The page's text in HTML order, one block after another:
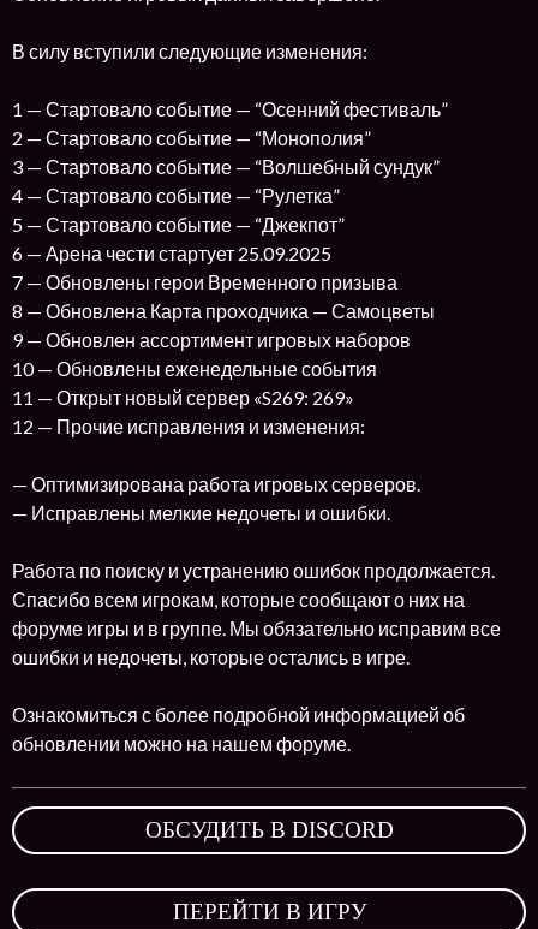
В силу вступили следующие изменения:
1 — Стартовало событие — “Осенний фестиваль”
2 — Стартовало событие — “Монополия”
3 — Стартовало событие — “Волшебный сундук”
4 — Стартовало событие — “Рулетка”
5 — Стартовало событие — “Джекпот”
6 — Арена чести стартует 25.09.2025
7 — Обновлены герои Временного призыва
8 — Обновлена Карта проходчика — Самоцветы
9 — Обновлен ассортимент игровых наборов
10 — Обновлены еженедельные события
11 — Открыт новый сервер «S269: 269»
12 — Прочие исправления и изменения:
— Оптимизирована работа игровых серверов.
— Исправлены мелкие недочеты и ошибки.
Работа по поиску и устранению ошибок продолжается.
Спасибо всем игрокам, которые сообщают о них на
форуме игры и в группе. Мы обязательно исправим все
ошибки и недочеты, которые остались в игре.
Ознакомиться с более подробной информацией об
обновлении можно на нашем форуме.
ОБСУДИТЬ В DISCORD
ПЕРЕЙТИ В ИГРУ